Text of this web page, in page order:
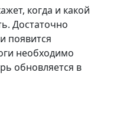
когда и какой
Достаточно
появится
необходимо
обновляется в